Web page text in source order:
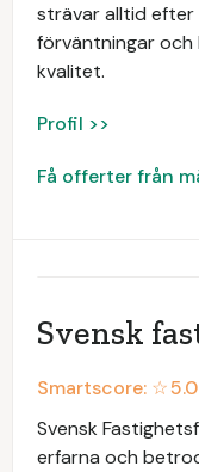
strävar alltid
förväntningar
kvalitet.
Profil >>
Få offerter från
Svensk
Smartscore: ☆5.0
Svensk
erfarna och